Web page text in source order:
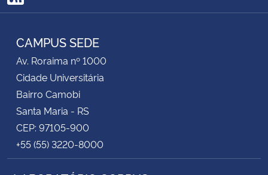
RSS
CAMPUS SEDE
Av. Roraima nº 1000
Cidade Universitária
Bairro Camobi
Santa Maria - RS
CEP: 97105-900
+55 (55) 3220-8000